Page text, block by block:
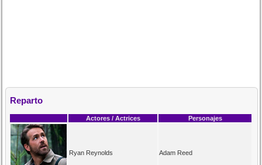
Reparto
Actores / Actrices Personajes
Ryan Reynolds Adam Reed